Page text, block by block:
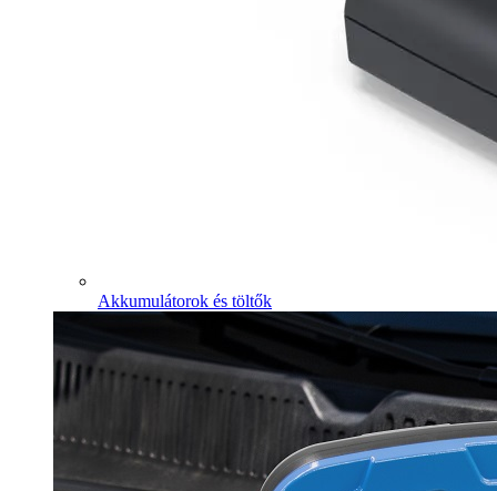
Akkumulátorok és töltők